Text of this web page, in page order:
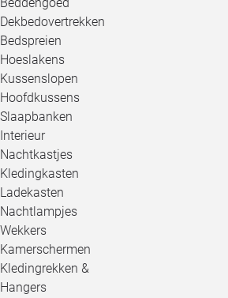
Dekbedovertrekken
Bedspreien
Hoeslakens
Kussenslopen
Hoofdkussens
Slaapbanken
Interieur
Nachtkastjes
Kledingkasten
Ladekasten
Nachtlampjes
Wekkers
Kamerschermen
Kledingrekken &
Hangers